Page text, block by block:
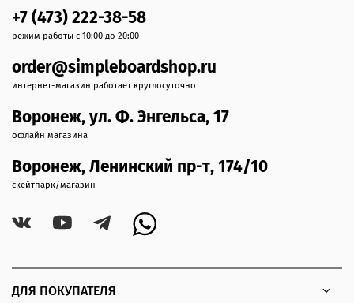
ДЛЯ ПОКУПАТЕЛЯ
+7 (473) 222-38-58
режим работы с 10:00 до 20:00
order@simpleboardshop.ru
интернет-магазин работает круглосуточно
Воронеж, ул. Ф. Энгельса, 17
офлайн магазина
Воронеж, Ленинский пр-т, 174/10
скейтпарк/магазин